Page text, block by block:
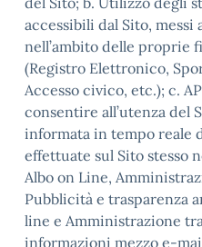
accessibili dal Sito, messi
nell’ambito delle proprie
(Registro Elettronico,
Accesso civico, etc.); c.
consentire all’utenza del
informata in tempo reale
effettuate sul Sito stesso
Albo on Line,
Pubblicità e trasparenza
line e Amministrazione
informazioni mezzo e-